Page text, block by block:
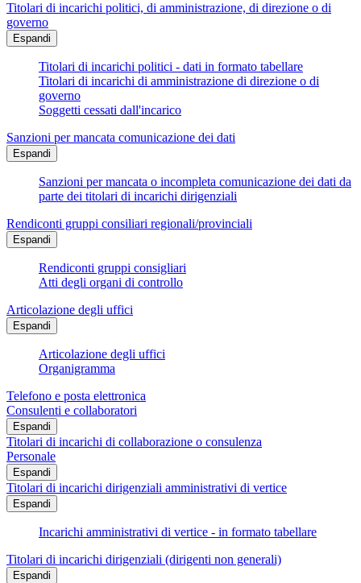
Titolari di incarichi politici, di amministrazione, di direzione o di
governo
Espandi
Titolari di incarichi politici - dati in formato tabellare
Titolari di incarichi di amministrazione di direzione o di
governo
Soggetti cessati dall'incarico
Sanzioni per mancata comunicazione dei dati
Espandi
Sanzioni per mancata o incompleta comunicazione dei dati da
parte dei titolari di incarichi dirigenziali
Rendiconti gruppi consiliari regionali/provinciali
Espandi
Rendiconti gruppi consigliari
Atti degli organi di controllo
Articolazione degli uffici
Espandi
Articolazione degli uffici
Organigramma
Telefono e posta elettronica
Consulenti e collaboratori
Espandi
Titolari di incarichi di collaborazione o consulenza
Personale
Espandi
Titolari di incarichi dirigenziali amministrativi di vertice
Espandi
Incarichi amministrativi di vertice - in formato tabellare
Titolari di incarichi dirigenziali (dirigenti non generali)
Espandi